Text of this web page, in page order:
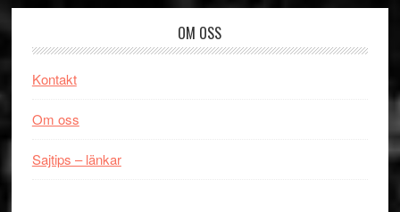
OM OSS
Kontakt
Om oss
Sajtips – länkar